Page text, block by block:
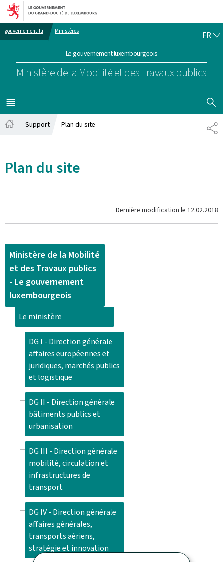
Aller au menu principal
Aller au contenu
gouvernement.lu Ministères
Le gouvernement luxembourgeois
Ministère de la Mobilité et des Travaux publics
FR
MENU
PRINCIPAL
Support Plan du site
Plan du site
Dernière modification le 12.02.2018
Ministère de la Mobilité
et des Travaux publics
- Le gouvernement
luxembourgeois
Le ministère
DG I - Direction générale
affaires européennes et
juridiques, marchés publics
et logistique
DG II - Direction générale
bâtiments publics et
urbanisation
DG III - Direction générale
mobilité, circulation et
infrastructures de
transport
DG IV - Direction générale
affaires générales,
transports aériens,
stratégie et innovation